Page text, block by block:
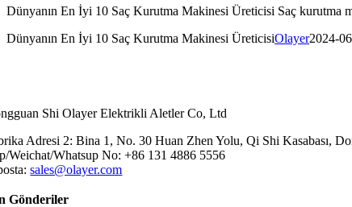
Dünyanın En İyi 10 Saç Kurutma Makinesi Üreticisi Saç kurutma
Dünyanın En İyi 10 Saç Kurutma Makinesi ÜreticisiOlayer2024-
Shi Olayer Elektrikli Aletler Co, Ltd
Adresi 2: Bina 1, No. 30 Huan Zhen Yolu, Qi Shi Kasabası,
Weichat/Whatsup No: +86 131 4886 5556
sales@olayer.com
Gönderiler